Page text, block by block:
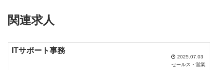
ー
ド
関連求人
ITサポート事務
2025.07.03
セールス・営業